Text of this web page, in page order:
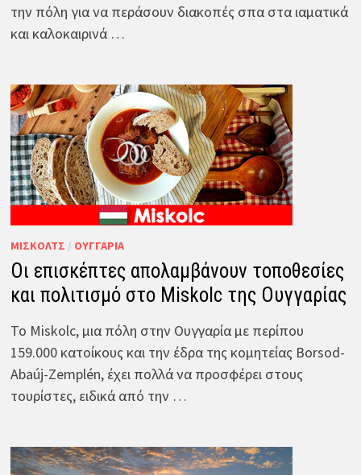
την πόλη για να περάσουν διακοπές σπα στα ιαματικά
και καλοκαιρινά …
ΜΊΣΚΟΛΤΣ / ΟΥΓΓΑΡΊΑ
Οι επισκέπτες απολαμβάνουν τοποθεσίες
και πολιτισμό στο Miskolc της Ουγγαρίας
Το Miskolc, μια πόλη στην Ουγγαρία με περίπου
159.000 κατοίκους και την έδρα της κομητείας Borsod-
Abaúj-Zemplén, έχει πολλά να προσφέρει στους
τουρίστες, ειδικά από την …